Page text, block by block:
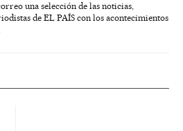
una selección de las noticias,
de EL PAÍS con los acontecimientos